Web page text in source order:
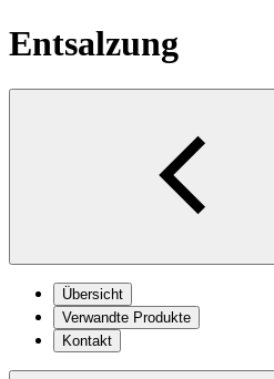
Entsalzung
Übersicht
Verwandte Produkte
Kontakt